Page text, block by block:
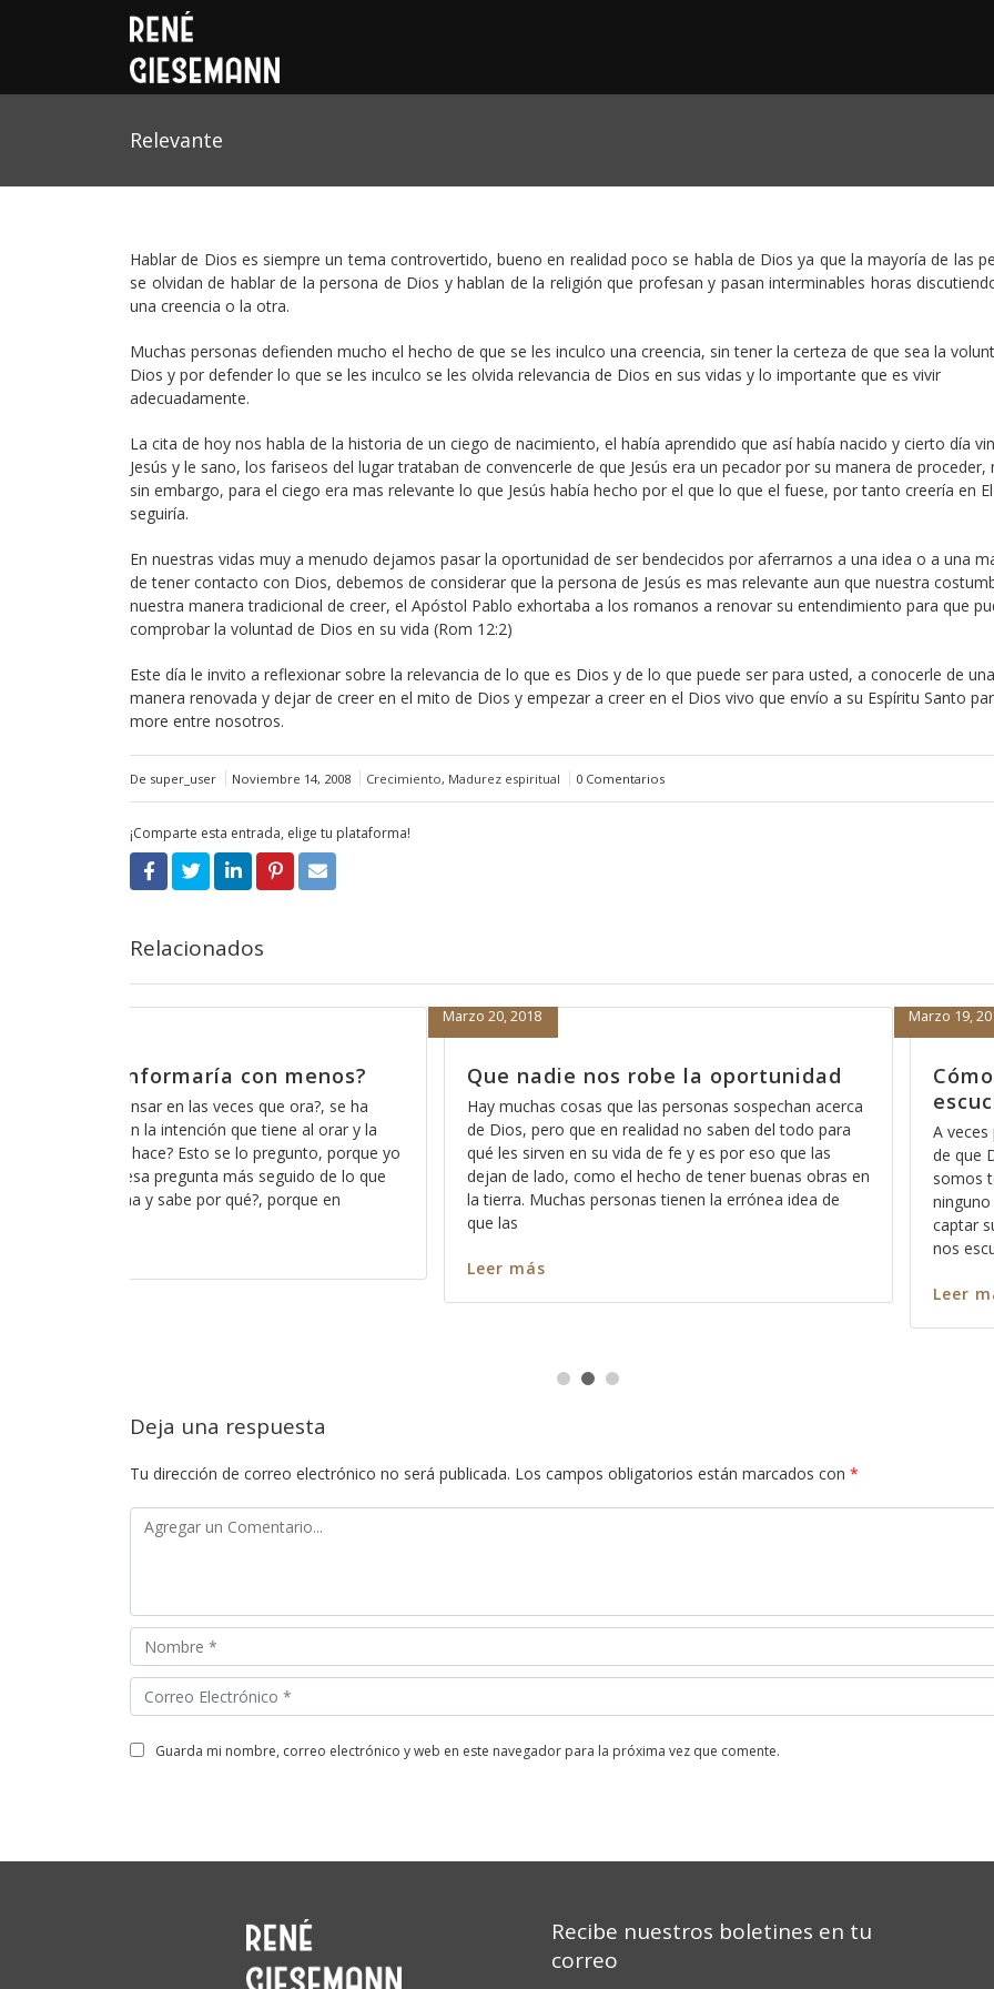
Relevante
Hablar de Dios es siempre un tema controvertido, bueno en realidad poco se habla de Dios ya que la mayoría de las
se olvidan de hablar de la persona de Dios y hablan de la religión que profesan y pasan interminables horas
una creencia o la otra.
Muchas personas defienden mucho el hecho de que se les inculco una creencia, sin tener la certeza de que sea la
Dios y por defender lo que se les inculco se les olvida relevancia de Dios en sus vidas y lo importante que es vivir
adecuadamente.
La cita de hoy nos habla de la historia de un ciego de nacimiento, el había aprendido que así había nacido y cierto día
Jesús y le sano, los fariseos del lugar trataban de convencerle de que Jesús era un pecador por su manera de proceder,
sin embargo, para el ciego era mas relevante lo que Jesús había hecho por el que lo que el fuese, por tanto creería en
seguiría.
En nuestras vidas muy a menudo dejamos pasar la oportunidad de ser bendecidos por aferrarnos a una idea o a una
de tener contacto con Dios, debemos de considerar que la persona de Jesús es mas relevante aun que nuestra
nuestra manera tradicional de creer, el Apóstol Pablo exhortaba a los romanos a renovar su entendimiento para que
comprobar la voluntad de Dios en su vida (Rom 12:2)
Este día le invito a reflexionar sobre la relevancia de lo que es Dios y de lo que puede ser para usted, a conocerle de una
manera renovada y dejar de creer en el mito de Dios y empezar a creer en el Dios vivo que envío a su Espíritu Santo
more entre nosotros.
De super_user Noviembre 14, 2008 Crecimiento, Madurez espiritual 0 Comentarios
¡Comparte esta entrada, elige tu plataforma!
Relacionados
nos robe la oportunidad
cosas que las personas sospechan acerca
que en realidad no saben del todo para
en su vida de fe y es por eso que las
como el hecho de tener buenas obras en
personas tienen la errónea idea de
Cómo está eso de que Dios no nos
escucha?
Marzo 19, 2018
A veces pareciera que Dios está loco, cómo está eso
de que Dios no escucha a los pecadores?, acaso no
somos todos pecadores?, entonces?, no escucha a
ninguno de nosotros?, ó cómo es que haremos para
captar su atención y cómo es que haremos para que
Porque
nos sirve
Febrero 15, 2018
Hace días que
Dios pues ese
los significados
palabra, entre
más profundo
en cada pasaja y
Leer más
Deja una respuesta
Tu dirección de correo electrónico no será publicada. Los campos obligatorios están marcados con *
guarda mi nombre, correo electrónico y web en este navegador para la próxima vez que comente.
Recibe nuestros boletines en tu
correo